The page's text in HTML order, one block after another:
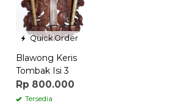
Quick Order
Blawong Keris
Tombak Isi 3
Rp 800.000
Tersedia